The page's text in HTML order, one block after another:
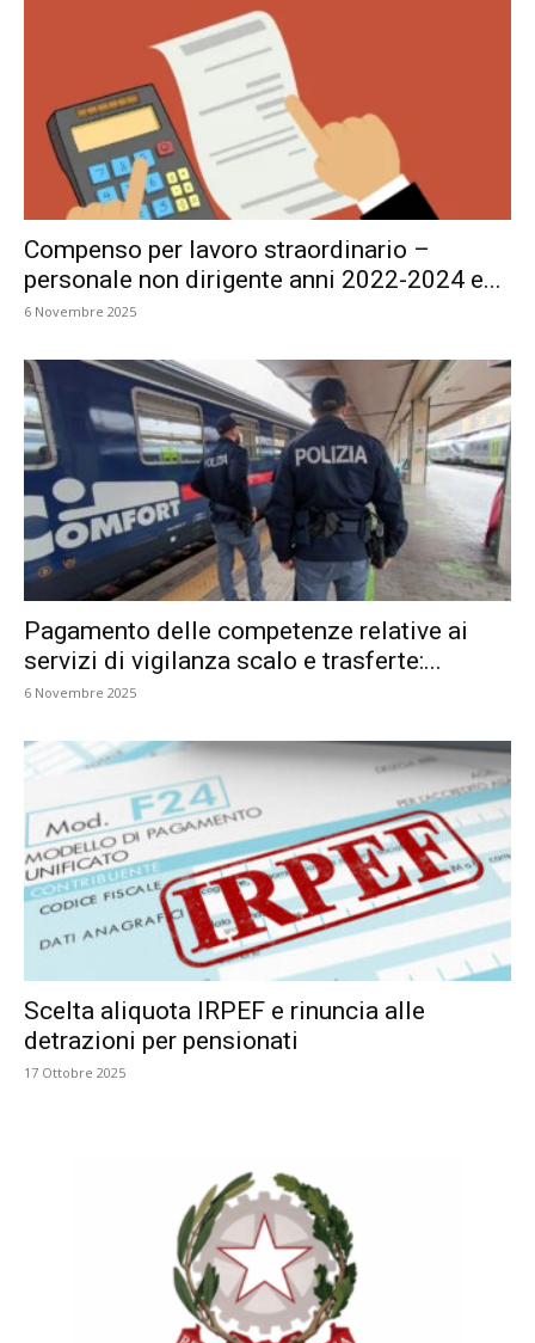
Compenso per lavoro straordinario –
personale non dirigente anni 2022-2024 e...
6 Novembre 2025
Pagamento delle competenze relative ai
servizi di vigilanza scalo e trasferte:...
6 Novembre 2025
Scelta aliquota IRPEF e rinuncia alle
detrazioni per pensionati
17 Ottobre 2025